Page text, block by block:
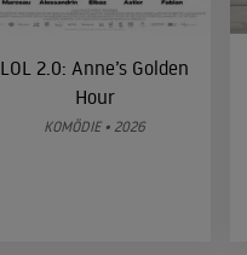
LOL 2.0: Anne’s Golden
Hour
KOMÖDIE • 2026